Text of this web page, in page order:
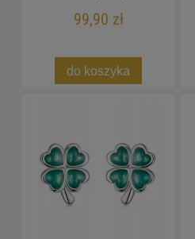
99,90 zł
do koszyka